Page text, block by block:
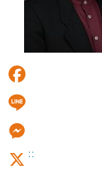
:::
Facebook
Line
Messenger